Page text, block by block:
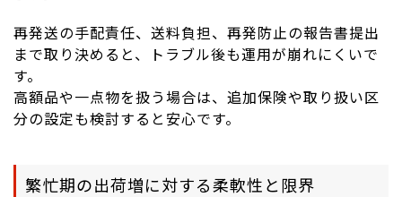
再発送の手配責任、送料負担、再発防止の報告書提出
まで取り決めると、トラブル後も運用が崩れにくいで
す。
高額品や一点物を扱う場合は、追加保険や取り扱い区
分の設定も検討すると安心です。
繁忙期の出荷増に対する柔軟性と限界